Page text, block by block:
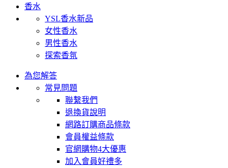
香水
YSL香水新品
女性香水
男性香水
探索香氛
為您解答
常見問題
聯繫我們
退換貨說明
網路訂購商品條款
會員權益條款
官網購物4大優惠
加入會員好禮多